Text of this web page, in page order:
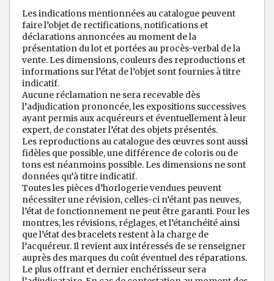
Les indications mentionnées au catalogue peuvent
faire l’objet de rectifications, notifications et
déclarations annoncées au moment de la
présentation du lot et portées au procès-verbal de la
vente. Les dimensions, couleurs des reproductions et
informations sur l’état de l’objet sont fournies à titre
indicatif.
Aucune réclamation ne sera recevable dès
l’adjudication prononcée, les expositions successives
ayant permis aux acquéreurs et éventuellement à leur
expert, de constater l’état des objets présentés.
Les reproductions au catalogue des œuvres sont aussi
fidèles que possible, une différence de coloris ou de
tons est néanmoins possible. Les dimensions ne sont
données qu’à titre indicatif.
Toutes les pièces d’horlogerie vendues peuvent
nécessiter une révision, celles-ci n’étant pas neuves,
l’état de fonctionnement ne peut être garanti. Pour les
montres, les révisions, réglages, et l’étanchéité ainsi
que l’état des bracelets restent à la charge de
l’acquéreur. Il revient aux intéressés de se renseigner
auprès des marques du coût éventuel des réparations.
Le plus offrant et dernier enchérisseur sera